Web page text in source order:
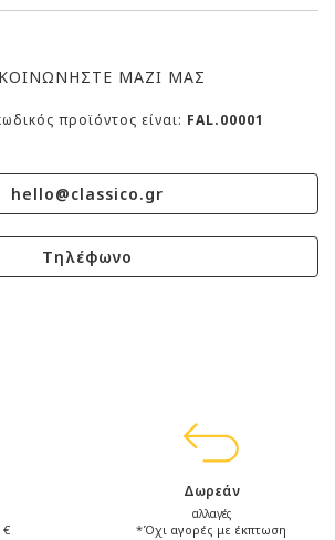
ΜΑΖΙ ΜΑΣ
προϊόντος είναι: FAL.00001
hello@classico.gr
Τηλέφωνο
Δωρεάν
αλλαγές
*Όχι αγορές με έκπτωση